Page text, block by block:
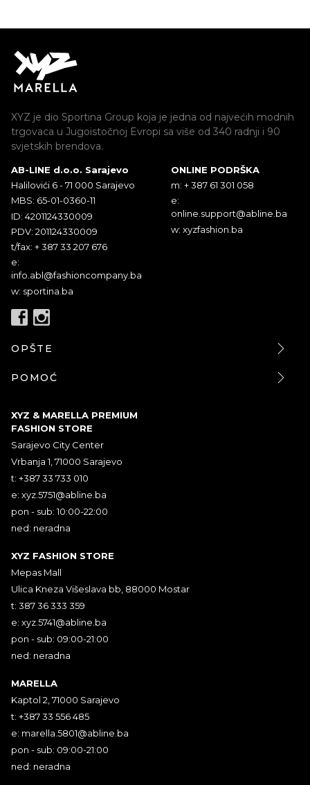
XYZ je dio Sportina Group koja je jedna od najvećih modnih
trgovaca u Jugoistočnoj Evropi sa više od 340 radnji i 90
svjetskih brendova.
AB-LINE d.o.o. Sarajevo
Halilovići 6 - 71 000 Sarajevo
MBS: 65-01-0360-11
ID: 4201124330009
PDV: 201124330009
t/fax: + 387 33 207 676
e:
info.abl@fashioncompany.ba
w: sportina.ba
ONLINE PODRŠKA
m: + 387 61 301 058
e:
online.support@abline.ba
w: xyzfashion.ba
OPŠTE
POMOĆ
XYZ & MARELLA PREMIUM
FASHION STORE
Sarajevo City Center
Vrbanja 1, 71000 Sarajevo
t: +387 33 733 010
e: xyz.5751@abline.ba
pon - sub: 10:00-22:00
ned: neradna
XYZ FASHION STORE
Mepas Mall
Ulica Kneza Višeslava bb, 88000 Mostar
t: 387 36 333 359
e: xyz.5741@abline.ba
pon - sub: 09:00-21:00
ned: neradna
MARELLA
Kaptol 2, 71000 Sarajevo
t: +387 33 556 485
e: marella.5801@abline.ba
pon - sub: 09:00-21:00
ned: neradna